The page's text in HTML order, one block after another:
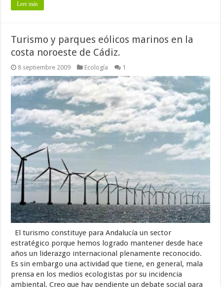
Leer más
Turismo y parques eólicos marinos en la
costa noroeste de Cádiz.
8 septiembre 2009 Ecología 1
El turismo constituye para Andalucía un sector
estratégico porque hemos logrado mantener desde hace
años un liderazgo internacional plenamente reconocido.
Es sin embargo una actividad que tiene, en general, mala
prensa en los medios ecologistas por su incidencia
ambiental. Creo que hay pendiente un debate social para